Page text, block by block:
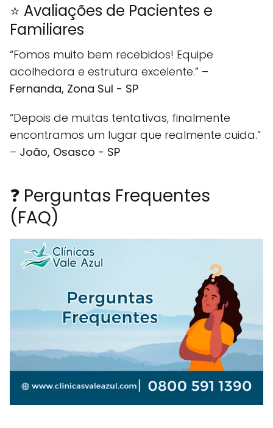
⭐ Avaliações de Pacientes e
Familiares
“Fomos muito bem recebidos! Equipe
acolhedora e estrutura excelente.” –
Fernanda, Zona Sul - SP
“Depois de muitas tentativas, finalmente
encontramos um lugar que realmente cuida.”
– João, Osasco - SP
❓ Perguntas Frequentes
(FAQ)